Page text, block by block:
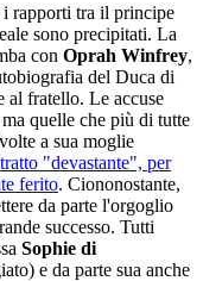
rapporti tra il principe
sono precipitati. La
con Oprah Winfrey,
del Duca di
al fratello. Le accuse
quelle che più di tutte
a sua moglie
"devastante", per
ferito. Ciononostante,
da parte l'orgoglio
successo. Tutti
Sophie di
e da parte sua anche